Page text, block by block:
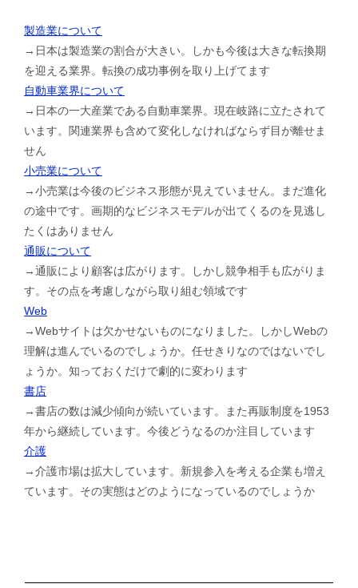
製造業について
→日本は製造業の割合が大きい。しかも今後は大きな転換期
を迎える業界。転換の成功事例を取り上げてます
自動車業界について
→日本の一大産業である自動車業界。現在岐路に立たされて
います。関連業界も含めて変化しなければならず目が離せま
せん
小売業について
→小売業は今後のビジネス形態が見えていません。まだ進化
の途中です。画期的なビジネスモデルが出てくるのを見逃し
たくはありません
通販について
→通販により顧客は広がります。しかし競争相手も広がりま
す。その点を考慮しながら取り組む領域です
Web
→Webサイトは欠かせないものになりました。しかしWebの
理解は進んでいるのでしょうか。任せきりなのではないでし
ょうか。知っておくだけで劇的に変わります
書店
→書店の数は減少傾向が続いています。また再販制度を1953
年から継続しています。今後どうなるのか注目しています
介護
→介護市場は拡大しています。新規参入を考える企業も増え
ています。その実態はどのようになっているのでしょうか